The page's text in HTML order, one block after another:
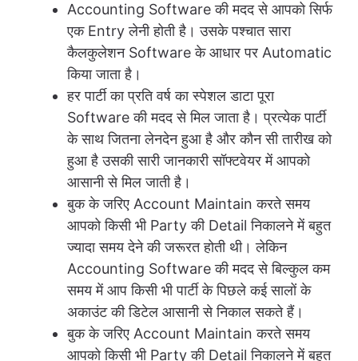
Accounting Software की मदद से आपको सिर्फ
एक Entry लेनी होती है। उसके पश्चात सारा
कैलकुलेशन Software के आधार पर Automatic
किया जाता है।
हर पार्टी का प्रति वर्ष का स्पेशल डाटा पूरा
Software की मदद से मिल जाता है। प्रत्येक पार्टी
के साथ जितना लेनदेन हुआ है और कौन सी तारीख को
हुआ है उसकी सारी जानकारी सॉफ्टवेयर में आपको
आसानी से मिल जाती है।
बुक के जरिए Account Maintain करते समय
आपको किसी भी Party की Detail निकालने में बहुत
ज्यादा समय देने की जरूरत होती थी। लेकिन
Accounting Software की मदद से बिल्कुल कम
समय में आप किसी भी पार्टी के पिछले कई सालों के
अकाउंट की डिटेल आसानी से निकाल सकते हैं।
बुक के जरिए Account Maintain करते समय
आपको किसी भी Party की Detail निकालने में बहुत